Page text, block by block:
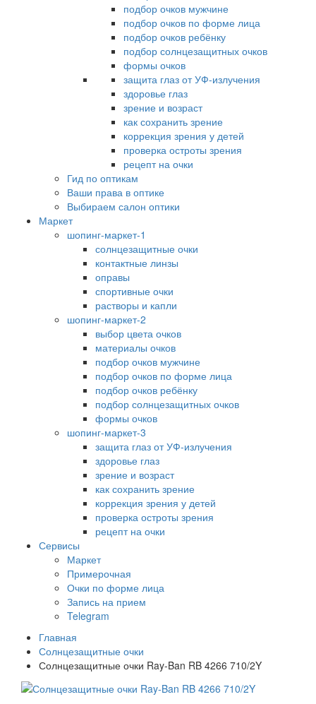
подбор очков мужчине
подбор очков по форме лица
подбор очков ребёнку
подбор солнцезащитных очков
формы очков
защита глаз от УФ-излучения
здоровье глаз
зрение и возраст
как сохранить зрение
коррекция зрения у детей
проверка остроты зрения
рецепт на очки
Гид по оптикам
Ваши права в оптике
Выбираем салон оптики
Маркет
шопинг-маркет-1
солнцезащитные очки
контактные линзы
оправы
спортивные очки
растворы и капли
шопинг-маркет-2
выбор цвета очков
материалы очков
подбор очков мужчине
подбор очков по форме лица
подбор очков ребёнку
подбор солнцезащитных очков
формы очков
шопинг-маркет-3
защита глаз от УФ-излучения
здоровье глаз
зрение и возраст
как сохранить зрение
коррекция зрения у детей
проверка остроты зрения
рецепт на очки
Сервисы
Маркет
Примерочная
Очки по форме лица
Запись на прием
Telegram
Главная
Солнцезащитные очки
Солнцезащитные очки Ray-Ban RB 4266 710/2Y